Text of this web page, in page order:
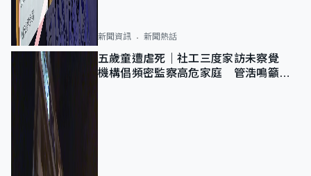
新聞資訊 新聞熱話
五歲童遭虐死｜社工三度家訪未察覺
機構倡頻密監察高危家庭 管浩鳴籲加